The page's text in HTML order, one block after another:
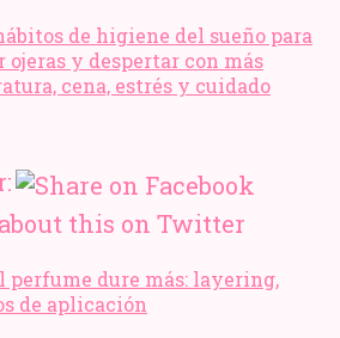
de higiene del sueño para
y despertar con más
cena, estrés y cuidado